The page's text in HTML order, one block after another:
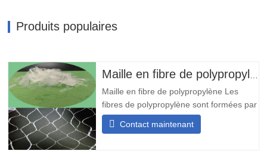
Produits populaires
Maille en fibre de polypropylène Les
fibres de polypropylène sont formées par
la fusion et la liaison d'un grand nombre
de fins filaments de polypropylène grâce
Contact maintenant